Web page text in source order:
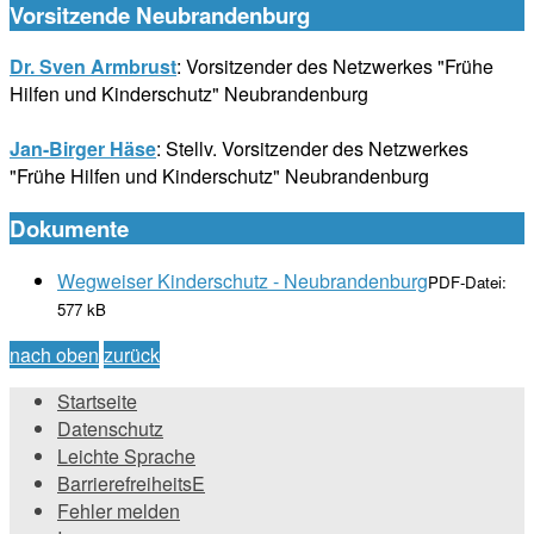
Vorsitzende Neubrandenburg
Dr. Sven Armbrust: Vorsitzender des Netzwerkes "Frühe
Hilfen und Kinderschutz" Neubrandenburg
Jan-Birger Häse: Stellv. Vorsitzender des Netzwerkes
"Frühe Hilfen und Kinderschutz" Neubrandenburg
Dokumente
Wegweiser Kinderschutz - NeubrandenburgPDF-Datei:
577 kB
nach oben zurück
Startseite
Datenschutz
Leichte Sprache
BarrierefreiheitsE
Fehler melden